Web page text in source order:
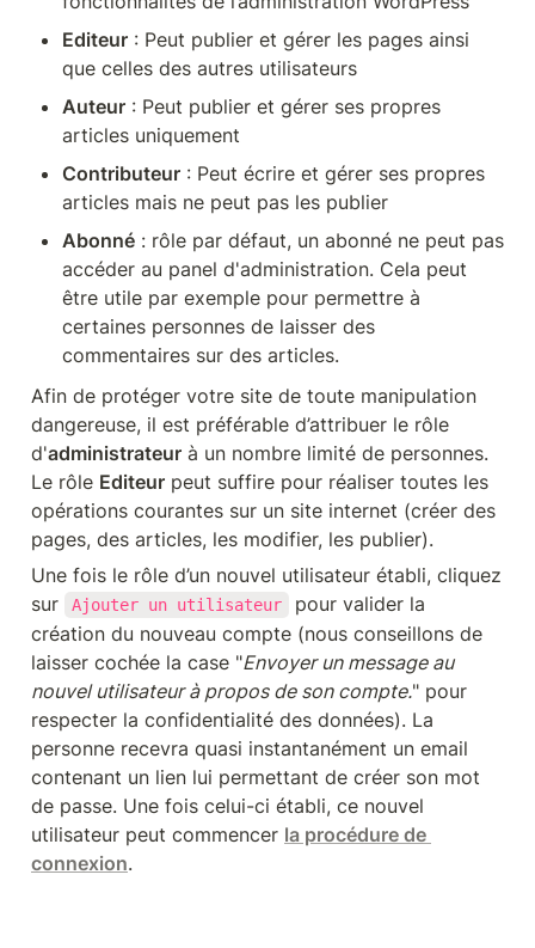
Editeur : Peut publier et gérer les pages ainsi
que celles des autres utilisateurs
Auteur : Peut publier et gérer ses propres
articles uniquement
Contributeur : Peut écrire et gérer ses propres
articles mais ne peut pas les publier
Abonné : rôle par défaut, un abonné ne peut pas
accéder au panel d'administration. Cela peut
être utile par exemple pour permettre à
certaines personnes de laisser des
commentaires sur des articles.
Afin de protéger votre site de toute manipulation
dangereuse, il est préférable d’attribuer le rôle
d'administrateur à un nombre limité de personnes.
Le rôle Editeur peut suffire pour réaliser toutes les
opérations courantes sur un site internet (créer des
pages, des articles, les modifier, les publier).
Une fois le rôle d’un nouvel utilisateur établi, cliquez
sur
Ajouter un utilisateur
pour valider la
création du nouveau compte (nous conseillons de
laisser cochée la case "Envoyer un message au
nouvel utilisateur à propos de son compte." pour
respecter la confidentialité des données). La
personne recevra quasi instantanément un email
contenant un lien lui permettant de créer son mot
de passe. Une fois celui-ci établi, ce nouvel
utilisateur peut commencer la procédure de
connexion.